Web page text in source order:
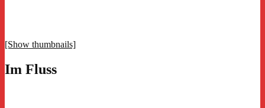
[Show thumbnails]
Im Fluss